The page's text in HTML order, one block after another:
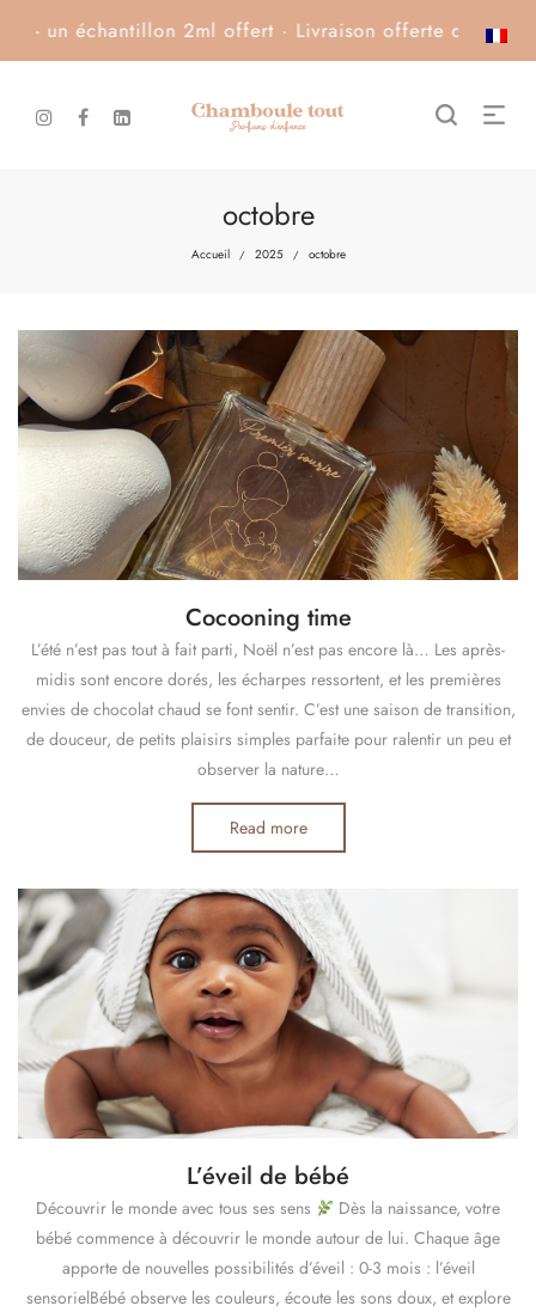
2ml offert · Livraison offerte dès 100€
octobre
Accueil / 2025 / octobre
Cocooning time
L’été n’est pas tout à fait parti, Noël n’est pas encore là… Les après-
midis sont encore dorés, les écharpes ressortent, et les premières
envies de chocolat chaud se font sentir. C’est une saison de transition,
de douceur, de petits plaisirs simples parfaite pour ralentir un peu et
observer la nature…
Read more
L’éveil de bébé
Découvrir le monde avec tous ses sens
Dès la naissance, votre
bébé commence à découvrir le monde autour de lui. Chaque âge
apporte de nouvelles possibilités d’éveil : 0-3 mois : l’éveil
sensorielBébé observe les couleurs, écoute les sons doux, et explore